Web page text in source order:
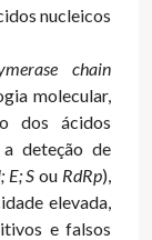
nucleicos
chain
molecular,
dos ácidos
deteção de
E; Sou RdRp),
elevada,
e falsos